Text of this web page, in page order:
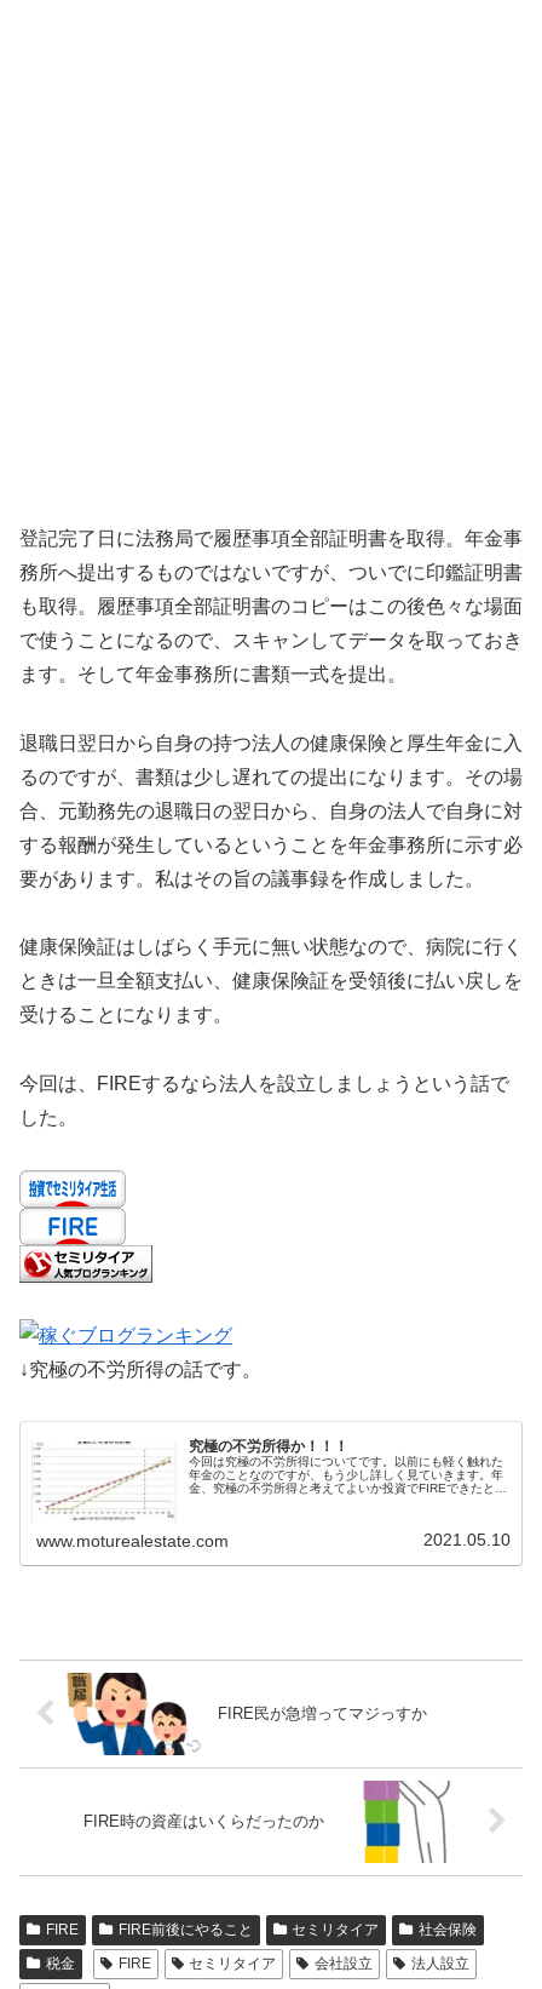
登記完了日に法務局で履歴事項全部証明書を取得。年金事
務所へ提出するものではないですが、ついでに印鑑証明書
も取得。履歴事項全部証明書のコピーはこの後色々な場面
で使うことになるので、スキャンしてデータを取っておき
ます。そして年金事務所に書類一式を提出。
退職日翌日から自身の持つ法人の健康保険と厚生年金に入
るのですが、書類は少し遅れての提出になります。その場
合、元勤務先の退職日の翌日から、自身の法人で自身に対
する報酬が発生しているということを年金事務所に示す必
要があります。私はその旨の議事録を作成しました。
健康保険証はしばらく手元に無い状態なので、病院に行く
ときは一旦全額支払い、健康保険証を受領後に払い戻しを
受けることになります。
今回は、FIREするなら法人を設立しましょうという話で
した。
↓究極の不労所得の話です。
究極の不労所得か！！！
今回は究極の不労所得についてです。以前にも軽く触れた
年金のことなのですが、もう少し詳しく見ていきます。年
金、究極の不労所得と考えてよいか投資でFIREできたとし
www.moturealestate.com 2021.05.10
FIRE民が急増ってマジっすか
FIRE時の資産はいくらだったのか
FIRE FIRE前後にやること セミリタイア
社会保険
税金
FIRE セミリタイア 会社設立
法人設立